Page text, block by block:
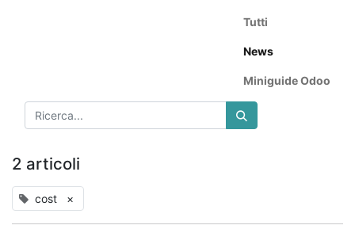
Tutti
News
Miniguide Odoo
2 articoli
cost ×